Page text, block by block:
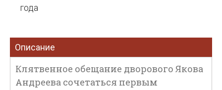
года
Описание
Клятвенное обещание дворового Якова
Андреева сочетаться первым